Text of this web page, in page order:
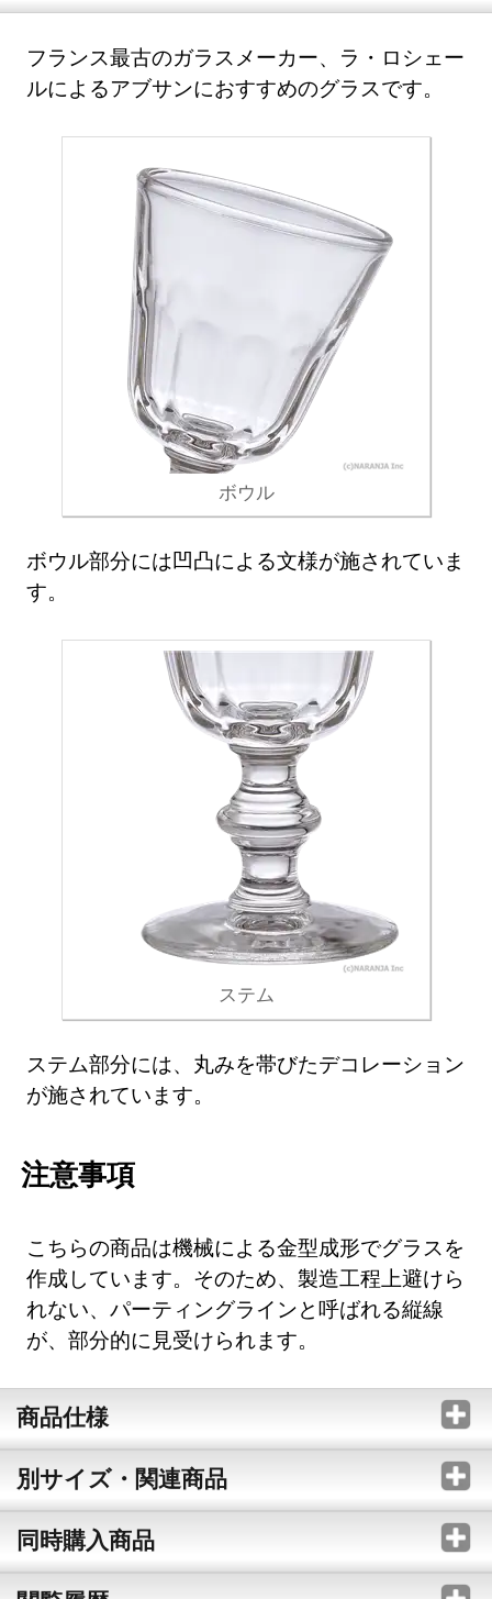
フランス最古のガラスメーカー、ラ・ロシェー
ルによるアブサンにおすすめのグラスです。
ボウル
ボウル部分には凹凸による文様が施されていま
す。
ステム
ステム部分には、丸みを帯びたデコレーション
が施されています。
注意事項
こちらの商品は機械による金型成形でグラスを
作成しています。そのため、製造工程上避けら
れない、パーティングラインと呼ばれる縦線
が、部分的に見受けられます。
商品仕様
別サイズ・関連商品
同時購入商品